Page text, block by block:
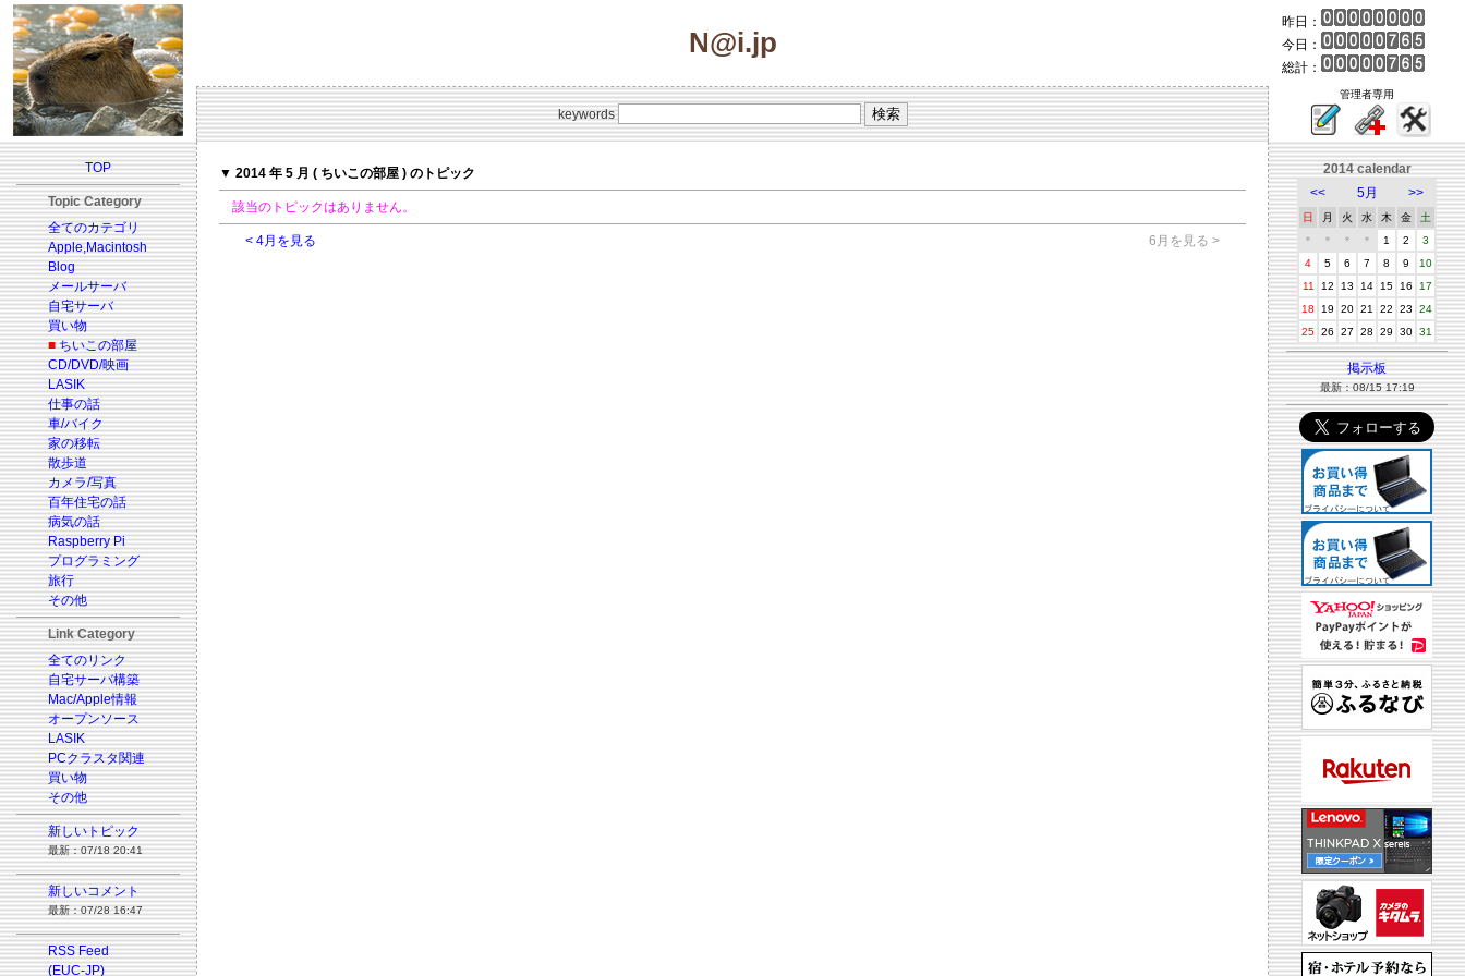
N@i.jp
昨日：
今日：
総計：
keywords
管理者専用
TOP
Topic Category
全てのカテゴリ
Apple,Macintosh
Blog
メールサーバ
自宅サーバ
買い物
■ ちいこの部屋
CD/DVD/映画
LASIK
仕事の話
車/バイク
家の移転
散歩道
カメラ/写真
百年住宅の話
病気の話
Raspberry Pi
プログラミング
旅行
その他
Link Category
全てのリンク
自宅サーバ構築
Mac/Apple情報
オープンソース
LASIK
PCクラスタ関連
買い物
その他
新しいトピック
最新：07/18 20:41
新しいコメント
最新：07/28 16:47
RSS Feed
(EUC-JP)
▼ 2014 年 5 月 ( ちいこの部屋 ) のトピック
該当のトピックはありません。
< 4月を見る 6月を見る >
2014 calendar
<<
5月 >>
日 月 火 水 木 金
土
＊
＊ ＊ ＊ 1 2
3
4
5 6 7 8 9
10
11
12 13 14 15 16
17
18
19 20 21 22 23
24
25 26 27 28 29 30 31
掲示板
最新：08/15 17:19